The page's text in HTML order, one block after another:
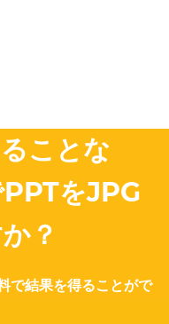
ことな
をJPG
？
で結果を得ることがで